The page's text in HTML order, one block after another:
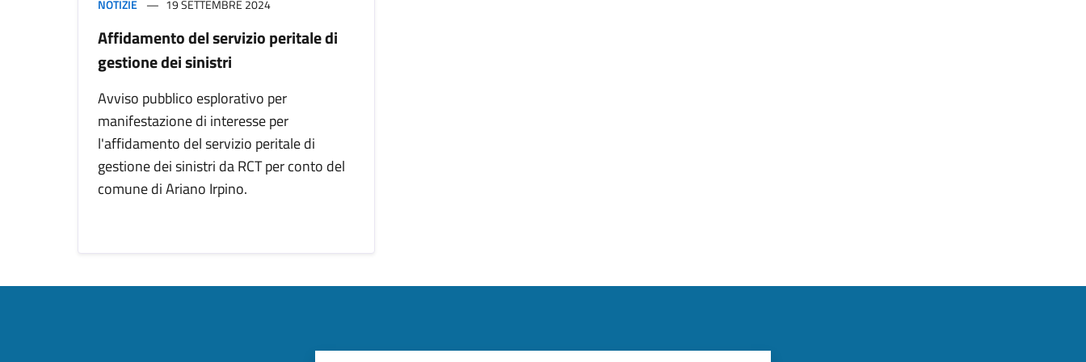
NOTIZIE 19 SETTEMBRE 2024
Affidamento del servizio peritale di
gestione dei sinistri
Avviso pubblico esplorativo per
manifestazione di interesse per
l'affidamento del servizio peritale di
gestione dei sinistri da RCT per conto del
comune di Ariano Irpino.